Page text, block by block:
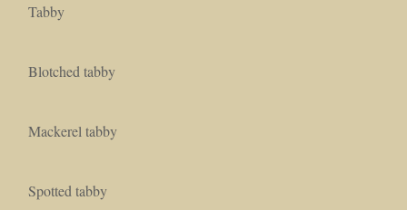
Tabby
Blotched tabby
Mackerel tabby
Spotted tabby